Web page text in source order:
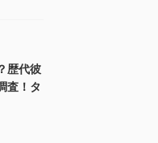
歴代彼
査！タ